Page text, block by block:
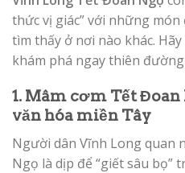
thức vị giác” với những
tìm thấy ở nơi nào khác.
khám phá ngay thiên
1. Mâm cơm Tết Đoan
văn hóa miền Tây
Người dân Vĩnh Long quan
Ngọ là dịp để “giết sâu